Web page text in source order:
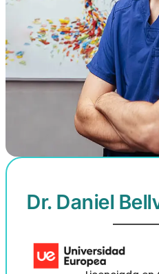
Dr. Daniel